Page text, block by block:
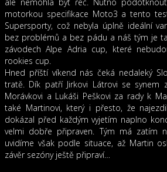
motorkou specifikace Moto3 a tento
Supersporty, což nebyla úplně ideální
bez problémů a bez pádu a náš tým je
závodech Alpe Adria cup, které
rookies cup.
Hned příští víkend nás čeká nedaleký
tratě. Dík patří Jirkovi Látrovi se synem
Morávkovi a Lukáši Peškovi za rady k
také Martinovi, který i přesto, že
dokázal před každým vyjetím naplno
velmi dobře připraven. Tým má zatím
uvidíme však podle situace, až Martin
závěr sezóny ještě připraví…